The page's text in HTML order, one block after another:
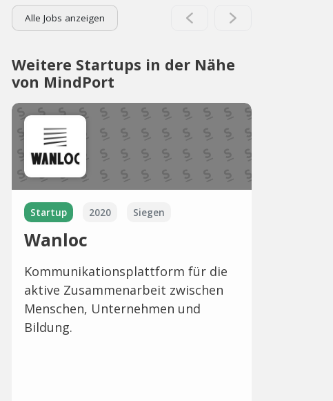
Alle Jobs anzeigen
Weitere Startups in der Nähe
von MindPort
Startup 2020 Siegen
Wanloc
Kommunikationsplattform für die
aktive Zusammenarbeit zwischen
Menschen, Unternehmen und
Bildung.